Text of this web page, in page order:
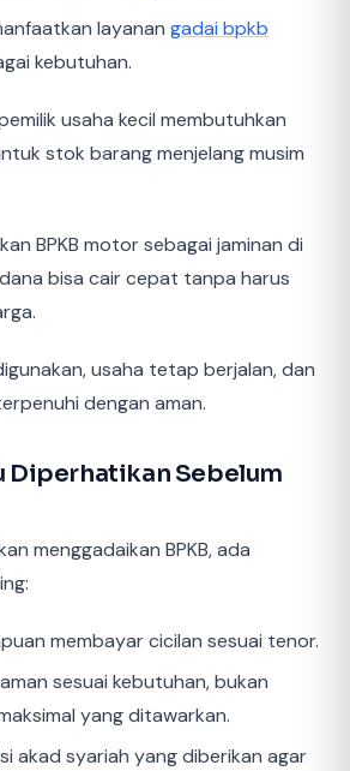
layanan gadai bpkb
kebutuhan.
usaha kecil membutuhkan
stok barang menjelang musim
BPKB motor sebagai jaminan di
bisa cair cepat tanpa harus
usaha tetap berjalan, dan
dengan aman.
Diperhatikan Sebelum
menggadaikan BPKB, ada
membayar cicilan sesuai tenor.
sesuai kebutuhan, bukan
yang ditawarkan.
akad syariah yang diberikan agar